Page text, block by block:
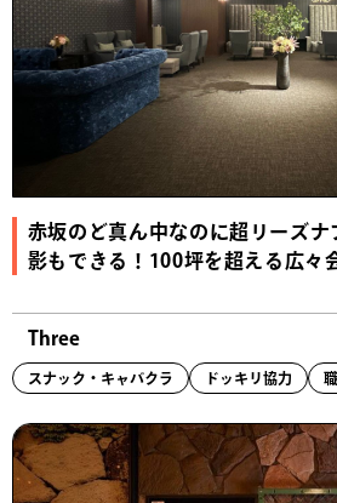
赤坂のど真ん中なのに超リーズ
影もできる！100坪を超える広々
Three
スナック・キャバクラ ドッキリ協力